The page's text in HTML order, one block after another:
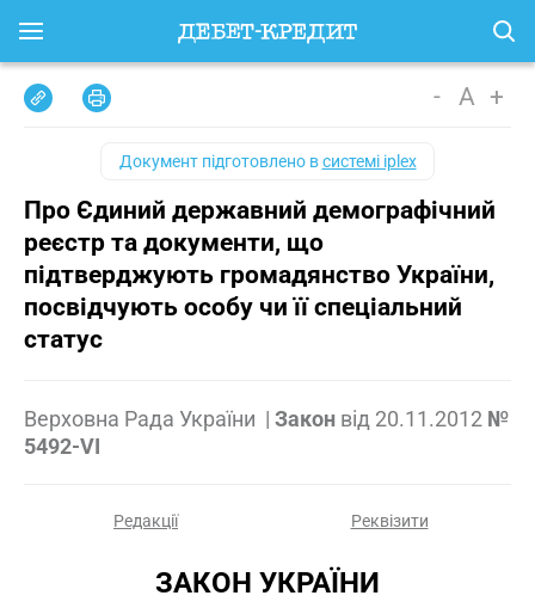
- A +
Документ підготовлено всистемі iplex
Про Єдиний державний демографічний
реєстр та документи, що
підтверджують громадянство України,
посвідчують особу чи її спеціальний
статус
Верховна Рада України | Закон від 20.11.2012 №
5492-VI
Редакції Реквізити
ЗАКОН УКРАЇНИ